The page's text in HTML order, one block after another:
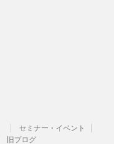
セミナー・イベント
旧ブログ